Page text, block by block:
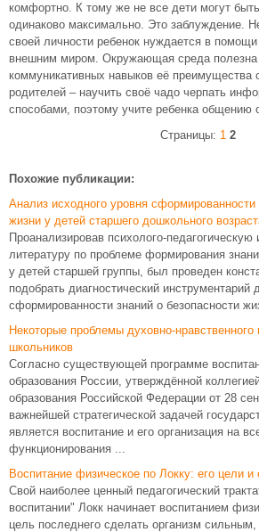
комфортно. К тому же не все дети могут
одинаково максимально. Это заблуждение.
своей личности ребенок нуждается в
внешним миром. Окружающая среда полезна
коммуникативных навыков её преимущества
родителей – научить своё чадо черпать
способами, поэтому учите ребенка общению
Страницы: 1 2
Похожие публикации:
Анализ исходного уровня сформированности
жизни у детей старшего дошкольного
Проанализировав психолого-
литературу по проблеме формирования
у детей старшей группы, был проведен
подобрать диагностический инструментарий
сформированности знаний о безопасности
Некоторые проблемы духовно-
школьников
Согласно существующей программе
образования России, утверждённой
образования Российской Федерации от 28
важнейшей стратегической задачей
является воспитание и его организация на
функционирования ...
Воспитание физическое по Локку: его цели и
Свой наиболее ценный педагогический
воспитании" Локк начинает воспитанием
цель последнего сделать организм